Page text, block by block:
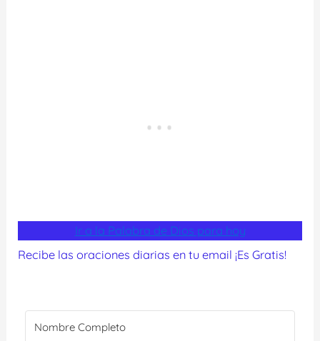
Ir a la Palabra de Dios para hoy
Recibe las oraciones diarias en tu email ¡Es Gratis!